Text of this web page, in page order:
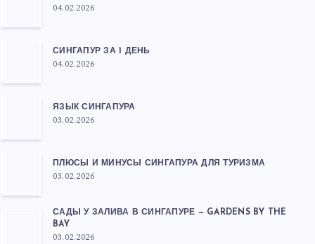
04.02.2026
СИНГАПУР ЗА 1 ДЕНЬ
04.02.2026
ЯЗЫК СИНГАПУРА
03.02.2026
ПЛЮСЫ И МИНУСЫ СИНГАПУРА ДЛЯ ТУРИЗМА
03.02.2026
САДЫ У ЗАЛИВА В СИНГАПУРЕ — GARDENS BY THE
BAY
03.02.2026